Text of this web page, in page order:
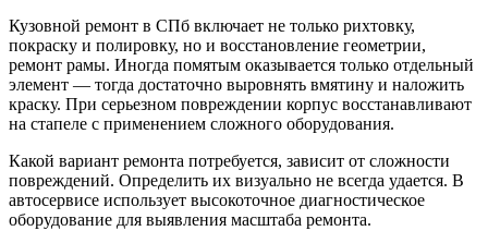
Кузовной ремонт в СПб включает не только рихтовку,
покраску и полировку, но и восстановление геометрии,
ремонт рамы. Иногда помятым оказывается только отдельный
элемент — тогда достаточно выровнять вмятину и наложить
краску. При серьезном повреждении корпус восстанавливают
на стапеле с применением сложного оборудования.
Какой вариант ремонта потребуется, зависит от сложности
повреждений. Определить их визуально не всегда удается. В
автосервисе использует высокоточное диагностическое
оборудование для выявления масштаба ремонта.